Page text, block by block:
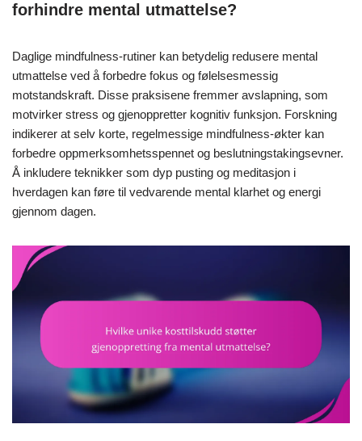
forhindre mental utmattelse?
Daglige mindfulness-rutiner kan betydelig redusere mental
utmattelse ved å forbedre fokus og følelsesmessig
motstandskraft. Disse praksisene fremmer avslapning, som
motvirker stress og gjenoppretter kognitiv funksjon. Forskning
indikerer at selv korte, regelmessige mindfulness-økter kan
forbedre oppmerksomhetsspennet og beslutningstakingsevner.
Å inkludere teknikker som dyp pusting og meditasjon i
hverdagen kan føre til vedvarende mental klarhet og energi
gjennom dagen.